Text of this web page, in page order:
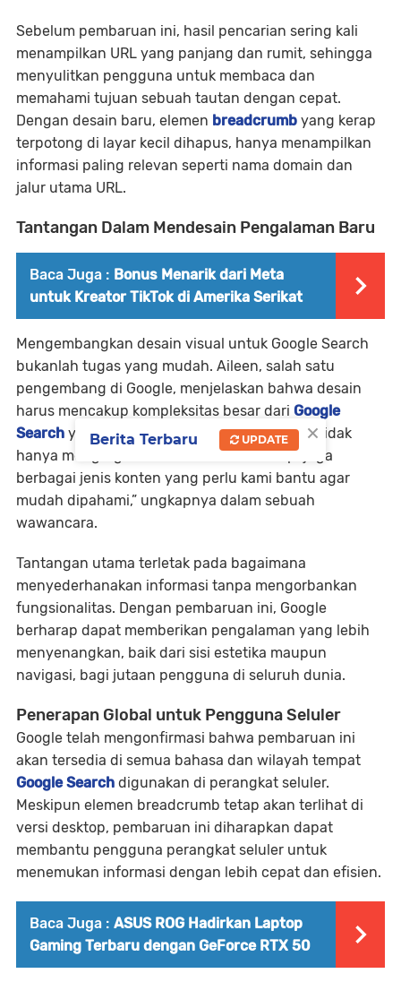
Sebelum pembaruan ini, hasil pencarian sering kali
menampilkan URL yang panjang dan rumit, sehingga
menyulitkan pengguna untuk membaca dan
memahami tujuan sebuah tautan dengan cepat.
Dengan desain baru, elemen breadcrumb yang kerap
terpotong di layar kecil dihapus, hanya menampilkan
informasi paling relevan seperti nama domain dan
jalur utama URL.
Tantangan Dalam Mendesain Pengalaman Baru
Baca Juga : Bonus Menarik dari Meta
untuk Kreator TikTok di Amerika Serikat
Mengembangkan desain visual untuk Google Search
bukanlah tugas yang mudah. Aileen, salah satu
pengembang di Google, menjelaskan bahwa desain
harus mencakup kompleksitas besar dari Google
Search yang telah berkembang pesat. “Kami tidak
hanya mengorganisir halaman web, tetapi juga
berbagai jenis konten yang perlu kami bantu agar
mudah dipahami,” ungkapnya dalam sebuah
wawancara.
Tantangan utama terletak pada bagaimana
menyederhanakan informasi tanpa mengorbankan
fungsionalitas. Dengan pembaruan ini, Google
berharap dapat memberikan pengalaman yang lebih
menyenangkan, baik dari sisi estetika maupun
navigasi, bagi jutaan pengguna di seluruh dunia.
Penerapan Global untuk Pengguna Seluler
Google telah mengonfirmasi bahwa pembaruan ini
akan tersedia di semua bahasa dan wilayah tempat
Google Search digunakan di perangkat seluler.
Meskipun elemen breadcrumb tetap akan terlihat di
versi desktop, pembaruan ini diharapkan dapat
membantu pengguna perangkat seluler untuk
menemukan informasi dengan lebih cepat dan efisien.
Baca Juga : ASUS ROG Hadirkan Laptop
Gaming Terbaru dengan GeForce RTX 50
×
Berita Terbaru UPDATE